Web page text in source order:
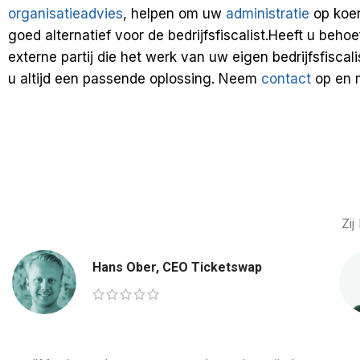
organisatieadvies, helpen om uw administratie op
goed alternatief voor de bedrijfsfiscalist.Heeft u
externe partij die het werk van uw eigen
u altijd een passende oplossing. Neem contact op en
Zij
Hans Ober, CEO Ticketswap